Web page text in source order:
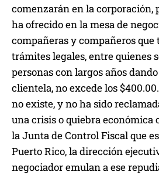
comenzarán en la corporación,
ha ofrecido en la mesa de
compañeras y compañeros que
trámites legales, entre quienes
personas con largos años
clientela, no excede los
no existe, y no ha sido
una crisis o quiebra económica
la Junta de Control Fiscal que
Puerto Rico, la dirección
negociador emulan a ese